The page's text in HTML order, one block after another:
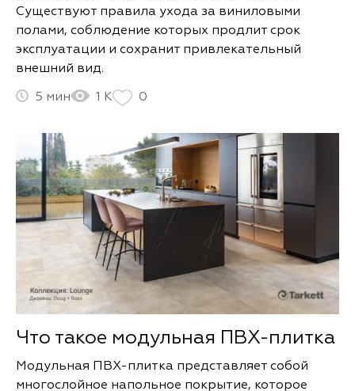
Существуют правила ухода за виниловыми
полами, соблюдение которых продлит срок
эксплуатации и сохранит привлекательный
внешний вид.
5 1 К 0
Что такое модульная ПВХ-плитка
Модульная ПВХ-плитка представляет собой
многослойное напольное покрытие, которое